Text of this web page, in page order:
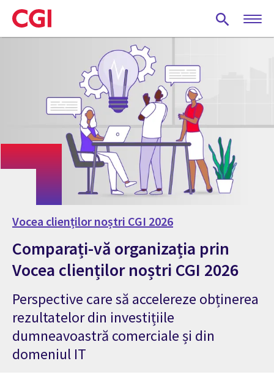
Skip
to
main
Vocea clienților noștri CGI 2026
Comparați-vă organizația prin
Vocea clienților noștri CGI 2026
Perspective care să accelereze obținerea
rezultatelor din investițiile
dumneavoastră comerciale și din
domeniul IT